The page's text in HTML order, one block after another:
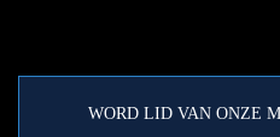
WORD LID VAN ONZE